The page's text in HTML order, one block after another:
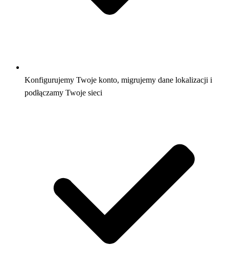
Konfigurujemy Twoje konto, migrujemy dane lokalizacji i
podłączamy Twoje sieci